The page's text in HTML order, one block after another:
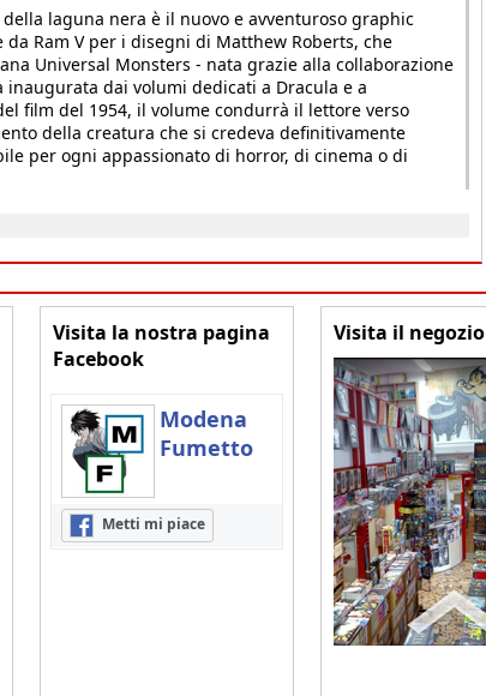
laguna nera è il nuovo e avventuroso graphic
da Ram V per i disegni di Matthew Roberts, che
Universal Monsters - nata grazie alla collaborazione
inaugurata dai volumi dedicati a Dracula e a
film del 1954, il volume condurrà il lettore verso
della creatura che si credeva definitivamente
per ogni appassionato di horror, di cinema o di
Visita la nostra pagina
Facebook
Modena
Fumetto
Metti mi piace
Visita il negozio